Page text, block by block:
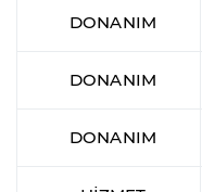
DONANIM
DONANIM
DONANIM